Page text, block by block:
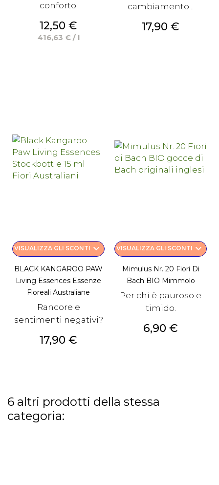
conforto.
Prezzo
12,50 €
416,63 € / l
cambiamento...
Prezzo
17,90 €
VISUALIZZA GLI SCONTI keyboard_arrow_down
BLACK KANGAROO PAW
Living Essences Essenze
Floreali Australiane
Rancore e
sentimenti negativi?
Prezzo
17,90 €
VISUALIZZA GLI SCONTI keyboard_arrow_down
Mimulus Nr. 20 Fiori Di
Bach BIO Mimmolo
Per chi è pauroso e
timido.
Prezzo
6,90 €
6 altri prodotti della stessa
categoria: